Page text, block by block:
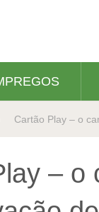
Cartão Play – o
– o